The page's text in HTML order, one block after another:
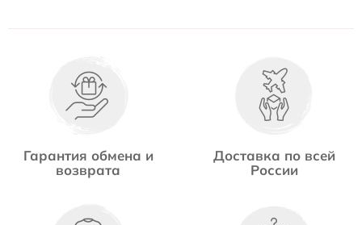
Гарантия обмена и
возврата
Доставка по всей
России